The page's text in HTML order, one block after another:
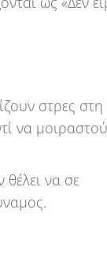
στρες στη
να
θέλει να σε